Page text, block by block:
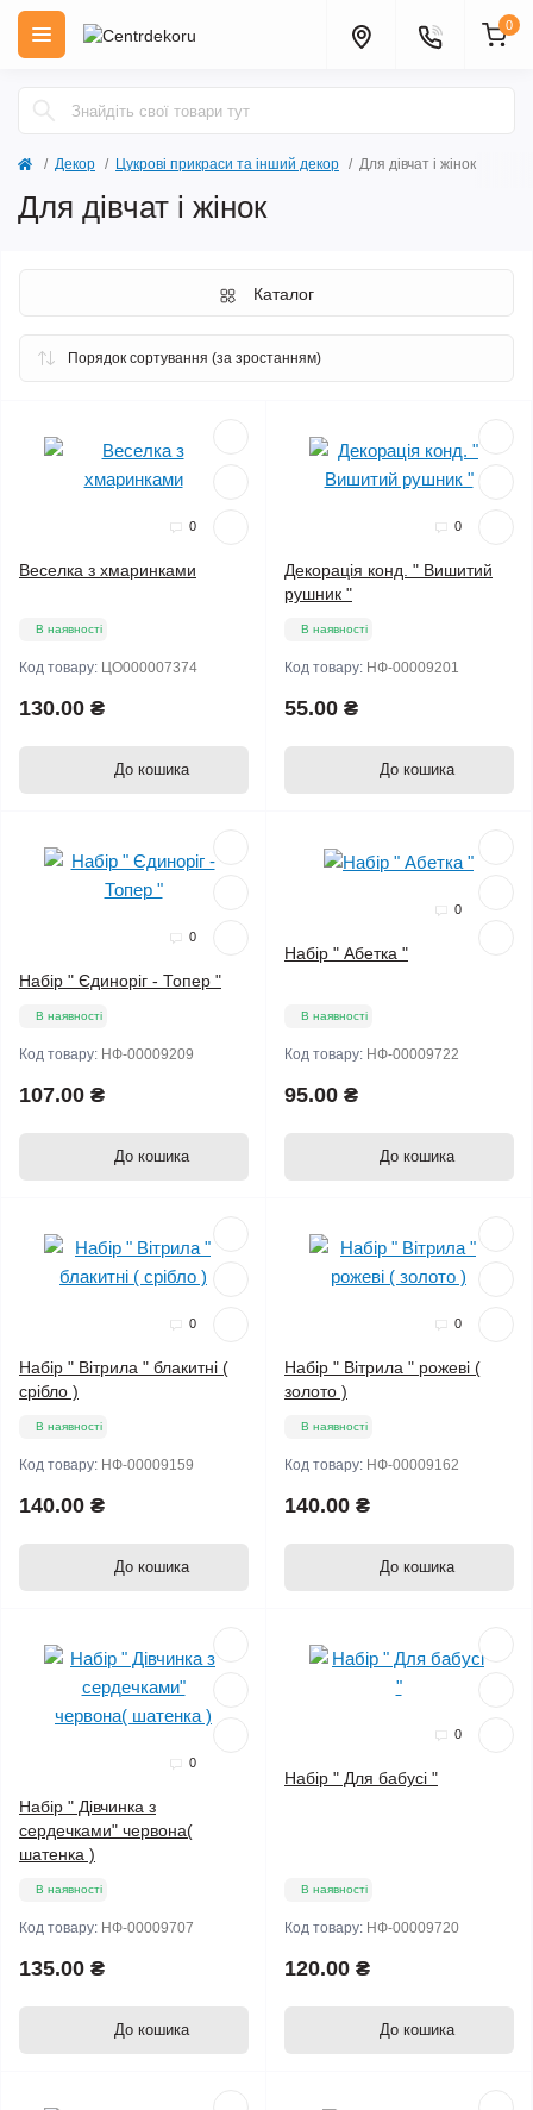
0
Декор Цукрові прикраси та інший декор Для дівчат і жінок
Для дівчат і жінок
Каталог
0
Веселка з хмаринками
В наявності
Код товару: ЦО000007374
130.00 ₴
До кошика
0
Декорація конд. " Вишитий
рушник "
В наявності
Код товару: НФ-00009201
55.00 ₴
До кошика
0
Набір " Єдиноріг - Топер "
В наявності
Код товару: НФ-00009209
107.00 ₴
До кошика
0
Набір " Абетка "
В наявності
Код товару: НФ-00009722
95.00 ₴
До кошика
0
Набір " Вітрила " блакитні (
срібло )
В наявності
Код товару: НФ-00009159
140.00 ₴
До кошика
0
Набір " Вітрила " рожеві (
золото )
В наявності
Код товару: НФ-00009162
140.00 ₴
До кошика
0
Набір " Дівчинка з
сердечками" червона(
шатенка )
В наявності
Код товару: НФ-00009707
135.00 ₴
До кошика
0
Набір " Для бабусі "
В наявності
Код товару: НФ-00009720
120.00 ₴
До кошика